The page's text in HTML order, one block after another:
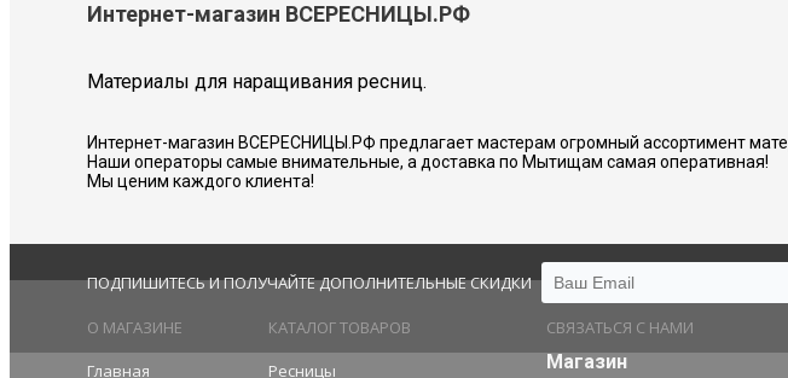
Интернет-магазин ВСЕРЕСНИЦЫ.РФ
Материалы для наращивания ресниц.
Интернет-магазин ВСЕРЕСНИЦЫ.РФ предлагает мастерам огромный ассортимент
Наши операторы самые внимательные, а доставка по Мытищам самая оперативная!
Мы ценим каждого клиента!
ПОДПИШИТЕСЬ И ПОЛУЧАЙТЕ ДОПОЛНИТЕЛЬНЫЕ СКИДКИ
О МАГАЗИНЕ
Главная
КАТАЛОГ ТОВАРОВ
Ресницы
СВЯЗАТЬСЯ С НАМИ
Магазин